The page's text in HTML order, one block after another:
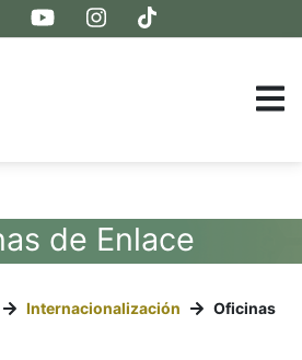
de Enlace
Internacionalización
Oficinas